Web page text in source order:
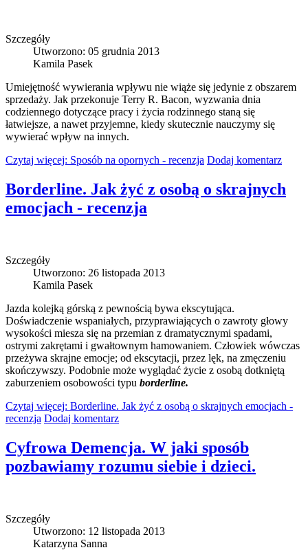
Szczegóły
Utworzono: 05 grudnia 2013
Kamila Pasek
Umiejętność wywierania wpływu nie wiąże się jedynie z obszarem
sprzedaży. Jak przekonuje Terry R. Bacon, wyzwania dnia
codziennego dotyczące pracy i życia rodzinnego staną się
łatwiejsze, a nawet przyjemne, kiedy skutecznie nauczymy się
wywierać wpływ na innych.
Czytaj więcej: Sposób na opornych - recenzja Dodaj komentarz
Borderline. Jak żyć z osobą o skrajnych
emocjach - recenzja
Szczegóły
Utworzono: 26 listopada 2013
Kamila Pasek
Jazda kolejką górską z pewnością bywa ekscytująca.
Doświadczenie wspaniałych, przyprawiających o zawroty głowy
wysokości miesza się na przemian z dramatycznymi spadami,
ostrymi zakrętami i gwałtownym hamowaniem. Człowiek wówczas
przeżywa skrajne emocje; od ekscytacji, przez lęk, na zmęczeniu
skończywszy. Podobnie może wyglądać życie z osobą dotkniętą
zaburzeniem osobowości typu borderline.
Czytaj więcej: Borderline. Jak żyć z osobą o skrajnych emocjach -
recenzja Dodaj komentarz
Cyfrowa Demencja. W jaki sposób
pozbawiamy rozumu siebie i dzieci.
Szczegóły
Utworzono: 12 listopada 2013
Katarzyna Sanna